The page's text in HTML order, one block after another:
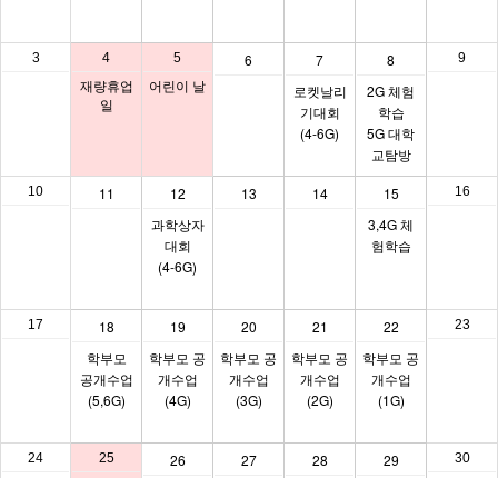
3
4
재량휴업
일
5
어린이 날
6
7
로켓날리
기대회
(4-6G)
8
2G 체험
학습
5G 대학
교탐방
9
10 11
12
과학상자
대회
(4-6G)
13 14
15
3,4G 체
험학습
16
17
18
학부모
공개수업
(5,6G)
19
학부모 공
개수업
(4G)
20
학부모 공
개수업
(3G)
21
학부모 공
개수업
(2G)
22
학부모 공
개수업
(1G)
23
24
25
26
27 28 29 30